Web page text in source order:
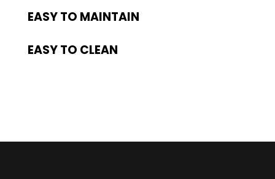
EASY TO MAINTAIN
EASY TO CLEAN